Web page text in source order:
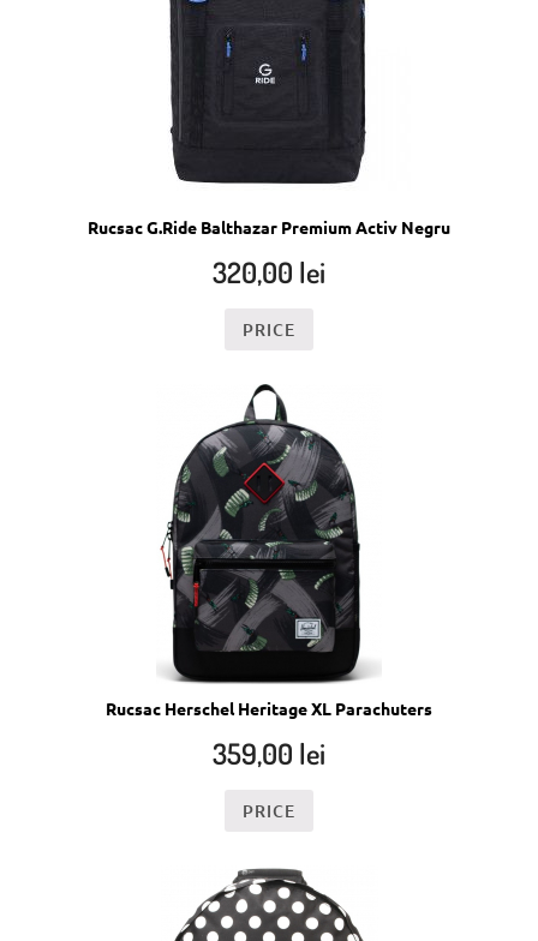
Rucsac G.Ride Balthazar Premium Activ Negru
320,00 lei
PRICE
Rucsac Herschel Heritage XL Parachuters
359,00 lei
PRICE